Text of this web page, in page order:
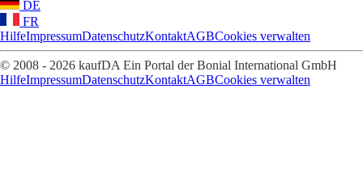
DE
FR
HilfeImpressumDatenschutzKontaktAGBCookies verwalten
© 2008 - 2026 kaufDA Ein Portal der Bonial International GmbH
HilfeImpressumDatenschutzKontaktAGBCookies verwalten